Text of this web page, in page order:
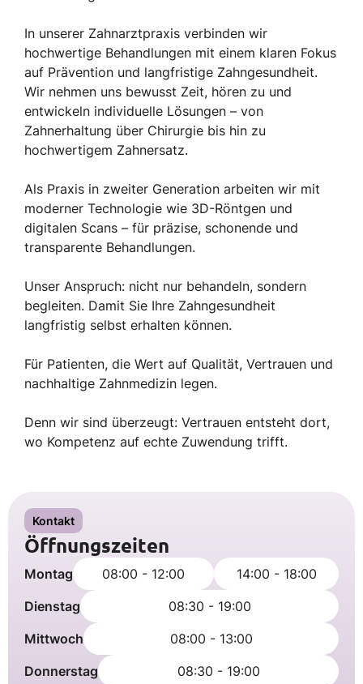
In unserer Zahnarztpraxis verbinden wir
hochwertige Behandlungen mit einem klaren Fokus
auf Prävention und langfristige Zahngesundheit.
Wir nehmen uns bewusst Zeit, hören zu und
entwickeln individuelle Lösungen – von
Zahnerhaltung über Chirurgie bis hin zu
hochwertigem Zahnersatz.
Als Praxis in zweiter Generation arbeiten wir mit
moderner Technologie wie 3D-Röntgen und
digitalen Scans – für präzise, schonende und
transparente Behandlungen.
Unser Anspruch: nicht nur behandeln, sondern
begleiten. Damit Sie Ihre Zahngesundheit
langfristig selbst erhalten können.
Für Patienten, die Wert auf Qualität, Vertrauen und
nachhaltige Zahnmedizin legen.
Denn wir sind überzeugt: Vertrauen entsteht dort,
wo Kompetenz auf echte Zuwendung trifft.
Kontakt
Öffnungszeiten
Montag 08:00 - 12:00
14:00 - 18:00
Dienstag
08:30 - 19:00
Mittwoch
08:00 - 13:00
Donnerstag
08:30 - 19:00